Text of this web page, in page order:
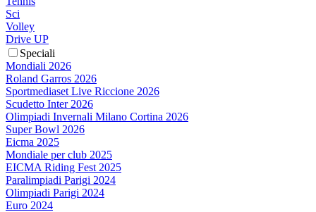
Sci
Volley
Drive UP
Speciali
Mondiali 2026
Roland Garros 2026
Sportmediaset Live Riccione 2026
Scudetto Inter 2026
Olimpiadi Invernali Milano Cortina 2026
Super Bowl 2026
Eicma 2025
Mondiale per club 2025
EICMA Riding Fest 2025
Paralimpiadi Parigi 2024
Olimpiadi Parigi 2024
Euro 2024